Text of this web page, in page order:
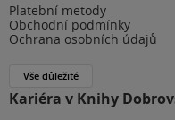
Platební metody
Obchodní podmínky
Ochrana osobních údajů
Vše důležité
Kariéra v Knihy